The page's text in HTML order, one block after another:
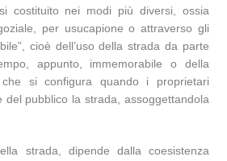
costituito nei modi più diversi, ossia
per usucapione o attraverso gli
cioè dell’uso della strada da parte
appunto, immemorabile o della
che si configura quando i proprietari
del pubblico la strada, assoggettandola
strada, dipende dalla coesistenza